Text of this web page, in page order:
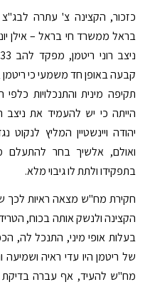
כזכור, הקצינה צ' עתרה
בראל ממשרד חי בראל – אילן
קבעה באופן חד משמעי כי
תקיפה מינית והתנכלויות
הייתה כי יש להעמיד את ניצב
יהודה ויינשטיין המליץ
ואולם, אלשיך בחר להתעלם
בתפקידו ולתת לו גיבוי מלא.
חקירת מח"ש מצאה ראיות לכך
הקצינה ולנשק אותה בכוח,
בעלות אופי מיני, התנכל לה,
של ריטמן היו עדי ראיה
מח"ש להעיד, אף עברה בדיקת